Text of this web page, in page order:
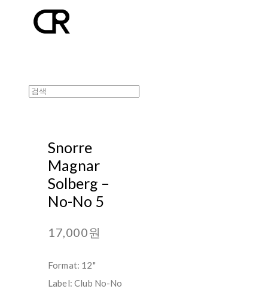
Snorre
Magnar
Solberg ‎–
No-No 5
17,000원
Format: 12"
Label: Club No-No